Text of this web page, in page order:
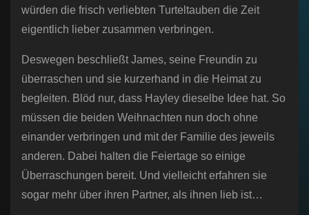
würden die frisch verliebten Turteltauben die Zeit
eigentlich lieber zusammen verbringen.
Deswegen beschließt James, seine Freundin zu
überraschen und sie kurzerhand in die Heimat zu
begleiten. Blöd nur, dass Hayley dieselbe Idee hat. So
müssen die beiden Weihnachten nun doch ohne
einander verbringen und mit der Familie des jeweils
anderen. Dabei halten die Feiertage so einige
Überraschungen bereit. Und vielleicht erfahren sie
sogar mehr über ihren Partner, als ihnen lieb ist…